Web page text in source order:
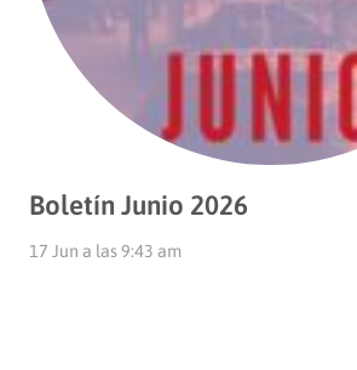
Boletín Junio 2026
17 Jun a las 9:43 am